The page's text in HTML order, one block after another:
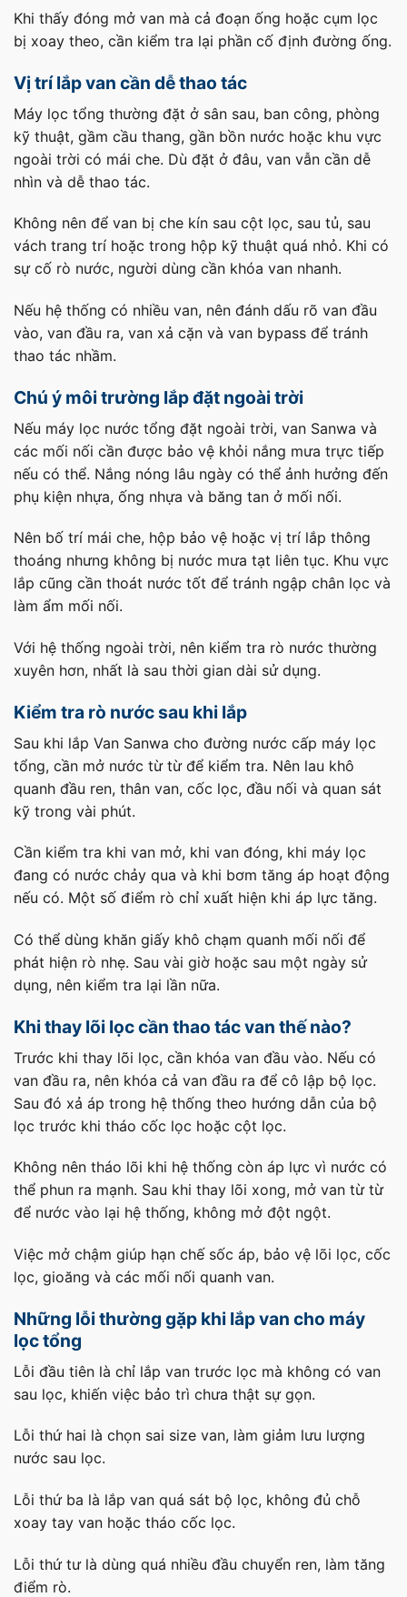
Khi thấy đóng mở van mà cả đoạn ống hoặc cụm lọc
bị xoay theo, cần kiểm tra lại phần cố định đường ống.
Vị trí lắp van cần dễ thao tác
Máy lọc tổng thường đặt ở sân sau, ban công, phòng
kỹ thuật, gầm cầu thang, gần bồn nước hoặc khu vực
ngoài trời có mái che. Dù đặt ở đâu, van vẫn cần dễ
nhìn và dễ thao tác.
Không nên để van bị che kín sau cột lọc, sau tủ, sau
vách trang trí hoặc trong hộp kỹ thuật quá nhỏ. Khi có
sự cố rò nước, người dùng cần khóa van nhanh.
Nếu hệ thống có nhiều van, nên đánh dấu rõ van đầu
vào, van đầu ra, van xả cặn và van bypass để tránh
thao tác nhầm.
Chú ý môi trường lắp đặt ngoài trời
Nếu máy lọc nước tổng đặt ngoài trời, van Sanwa và
các mối nối cần được bảo vệ khỏi nắng mưa trực tiếp
nếu có thể. Nắng nóng lâu ngày có thể ảnh hưởng đến
phụ kiện nhựa, ống nhựa và băng tan ở mối nối.
Nên bố trí mái che, hộp bảo vệ hoặc vị trí lắp thông
thoáng nhưng không bị nước mưa tạt liên tục. Khu vực
lắp cũng cần thoát nước tốt để tránh ngập chân lọc và
làm ẩm mối nối.
Với hệ thống ngoài trời, nên kiểm tra rò nước thường
xuyên hơn, nhất là sau thời gian dài sử dụng.
Kiểm tra rò nước sau khi lắp
Sau khi lắp Van Sanwa cho đường nước cấp máy lọc
tổng, cần mở nước từ từ để kiểm tra. Nên lau khô
quanh đầu ren, thân van, cốc lọc, đầu nối và quan sát
kỹ trong vài phút.
Cần kiểm tra khi van mở, khi van đóng, khi máy lọc
đang có nước chảy qua và khi bơm tăng áp hoạt động
nếu có. Một số điểm rò chỉ xuất hiện khi áp lực tăng.
Có thể dùng khăn giấy khô chạm quanh mối nối để
phát hiện rò nhẹ. Sau vài giờ hoặc sau một ngày sử
dụng, nên kiểm tra lại lần nữa.
Khi thay lõi lọc cần thao tác van thế nào?
Trước khi thay lõi lọc, cần khóa van đầu vào. Nếu có
van đầu ra, nên khóa cả van đầu ra để cô lập bộ lọc.
Sau đó xả áp trong hệ thống theo hướng dẫn của bộ
lọc trước khi tháo cốc lọc hoặc cột lọc.
Không nên tháo lõi khi hệ thống còn áp lực vì nước có
thể phun ra mạnh. Sau khi thay lõi xong, mở van từ từ
để nước vào lại hệ thống, không mở đột ngột.
Việc mở chậm giúp hạn chế sốc áp, bảo vệ lõi lọc, cốc
lọc, gioăng và các mối nối quanh van.
Những lỗi thường gặp khi lắp van cho máy
lọc tổng
Lỗi đầu tiên là chỉ lắp van trước lọc mà không có van
sau lọc, khiến việc bảo trì chưa thật sự gọn.
Lỗi thứ hai là chọn sai size van, làm giảm lưu lượng
nước sau lọc.
Lỗi thứ ba là lắp van quá sát bộ lọc, không đủ chỗ
xoay tay van hoặc tháo cốc lọc.
Lỗi thứ tư là dùng quá nhiều đầu chuyển ren, làm tăng
điểm rò.